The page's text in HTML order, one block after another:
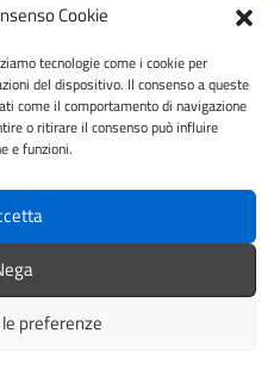
Cookie
tecnologie come i cookie per
del dispositivo. Il consenso a queste
come il comportamento di navigazione
o ritirare il consenso può influire
e funzioni.
preferenze
pagina informativa